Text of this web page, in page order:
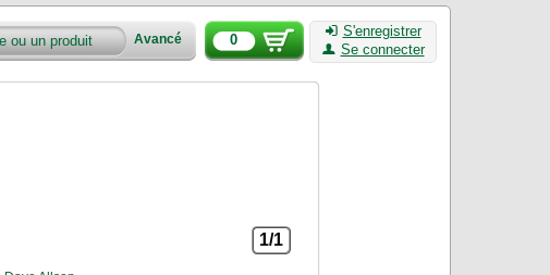
Avancé 0
S'enregistrer
Se connecter
1/1